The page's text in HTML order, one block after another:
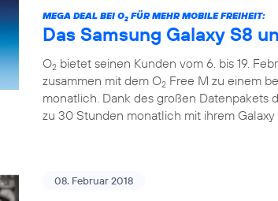
MEGA DEAL BEI O2 FÜR MEHR MOBILE FREIHEIT:
Das Samsung Galaxy S8
O2 bietet seinen Kunden vom 6. bis 19.
zusammen mit dem O2 Free M zu einem
monatlich. Dank des großen Datenpakets
zu 30 Stunden monatlich mit ihrem
08. Februar 2018